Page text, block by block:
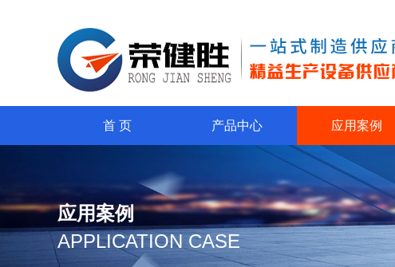
首 页 产品中心 应用案例
应用案例
APPLICATION CASE